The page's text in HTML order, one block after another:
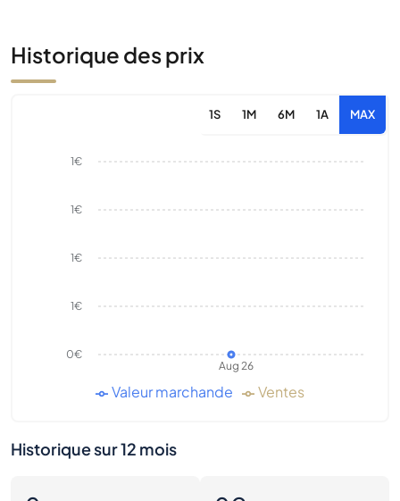
Historique des prix
1S 1M 6M 1A MAX
Aug 26
0€
1€
1€
1€
1€
Valeur marchande Ventes
Historique sur 12 mois